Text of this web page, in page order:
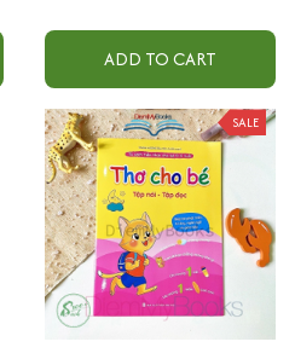
ADD TO CART
SALE